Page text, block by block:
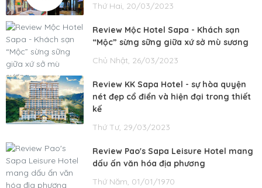
Thứ Hai, 20/03/2023
Review Mộc Hotel Sapa - Khách sạn
“Mộc” sừng sững giữa xứ sở mù sương
Chủ Nhật, 26/03/2023
Review KK Sapa Hotel - sự hòa quyện
nét đẹp cổ điển và hiện đại trong thiết
kế
Thứ Tư, 29/03/2023
Review Pao's Sapa Leisure Hotel mang
dấu ấn văn hóa địa phương
Thứ Năm, 01/01/1970